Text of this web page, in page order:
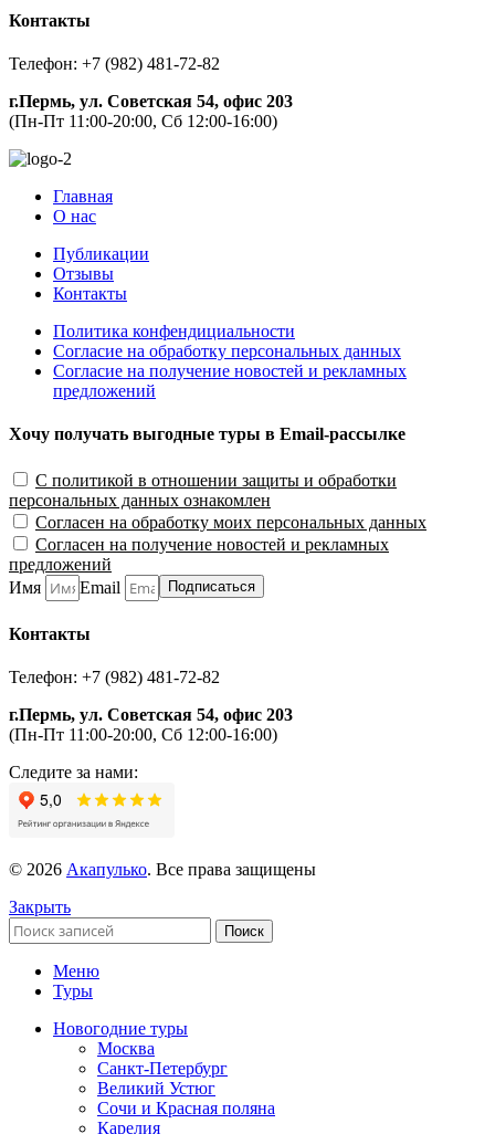
Контакты
Телефон: +7 (982) 481-72-82
г.Пермь, ул. Советская 54, офис 203
(Пн-Пт 11:00-20:00, Сб 12:00-16:00)
Главная
О нас
Публикации
Отзывы
Контакты
Политика конфендициальности
Согласие на обработку персональных данных
Согласие на получение новостей и рекламных
предложений
Хочу получать выгодные туры в Email-рассылке
С политикой в отношении защиты и обработки
персональных данных ознакомлен
Согласен на обработку моих персональных данных
Согласен на получение новостей и рекламных
предложений
Имя
Email Подписаться
Контакты
Телефон: +7 (982) 481-72-82
г.Пермь, ул. Советская 54, офис 203
(Пн-Пт 11:00-20:00, Сб 12:00-16:00)
Следите за нами:
© 2026 Акапулько. Все права защищены
Закрыть
Поиск
Меню
Туры
Новогодние туры
Москва
Санкт-Петербург
Великий Устюг
Сочи и Красная поляна
Карелия